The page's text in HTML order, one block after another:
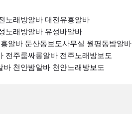
노래방알바 대전유흥알바
노래방알바 유성바알바
알바 둔산동보도사무실 월평동밤알바
주룸싸롱알바 전주노래방보도
천안밤알바 천안노래방보도